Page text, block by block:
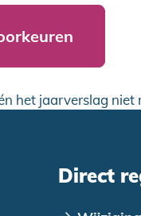
het jaarverslag niet
Direct